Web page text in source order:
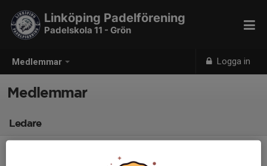
Medlemmar Logga in
Linköping Padelförening
Padelskola 11 - Grön
Medlemmar
Ledare